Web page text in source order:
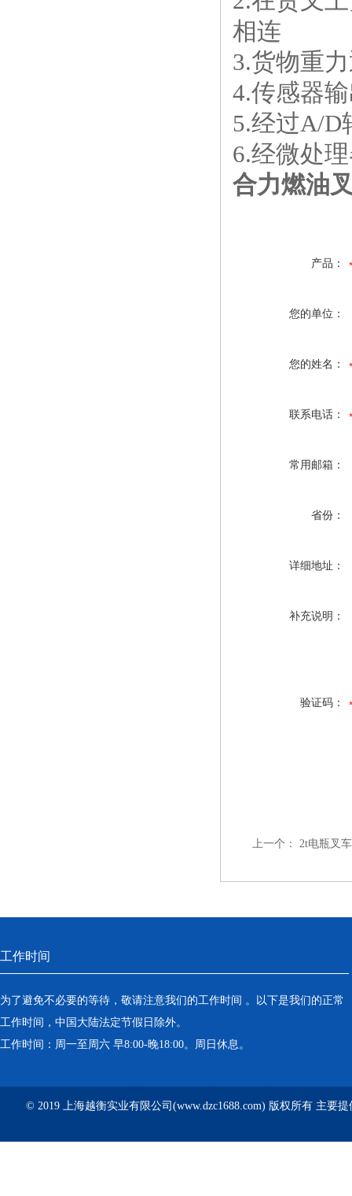
相连
3.货物重
4.传感器
5.经过A/D
6.经微处
合力燃油
产品：
您的单位：
您的姓名：
联系电话：
常用邮箱：
省份：
详细地址：
补充说明：
验证码：
上一个： 2t电瓶叉
工作时间
为了避免不必要的等待，敬请注意我们的工作时间 。以下是我们的正常
工作时间，中国大陆法定节假日除外。
工作时间：周一至周六 早8:00-晚18:00。周日休息。
© 2019 上海越衡实业有限公司(www.dzc1688.com) 版权所有 主要提